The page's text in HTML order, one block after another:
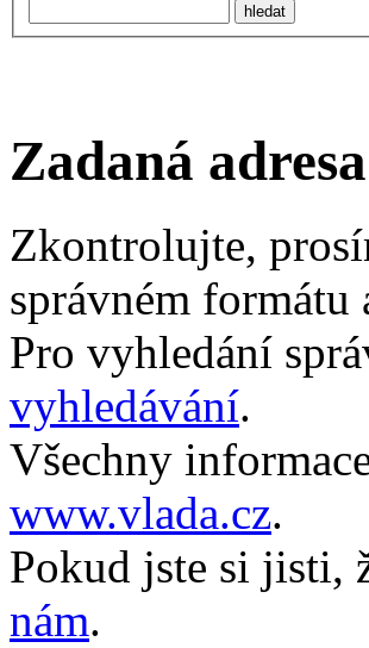
Zadaná
Zkontrolujte,
správném formátu
Pro vyhledání
vyhledávání.
Všechny
www.vlada.cz.
Pokud jste si jisti,
nám.